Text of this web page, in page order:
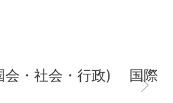
会・社会・行政) 国際